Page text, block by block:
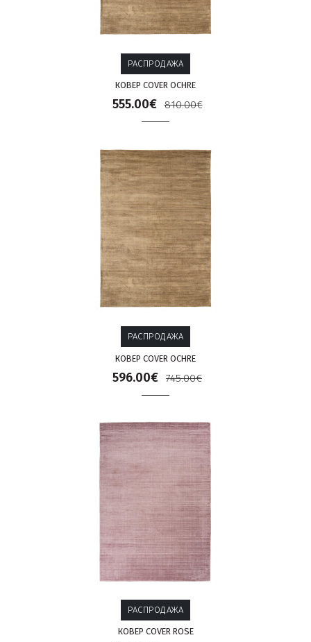
РАСПРОДАЖА
КОВЕР COVER OCHRE
555.00€ 810.00€
РАСПРОДАЖА
КОВЕР COVER OCHRE
596.00€ 745.00€
РАСПРОДАЖА
КОВЕР COVER ROSE